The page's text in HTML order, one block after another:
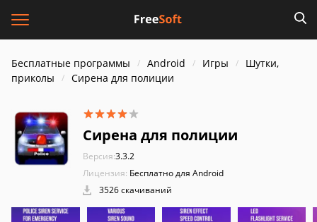
Бесплатные программы Android Игры
Шутки,
приколы
Сирена для полиции
Сирена для полиции
Версия:3.3.2
Лицензия: Бесплатно для Android
3526 скачиваний